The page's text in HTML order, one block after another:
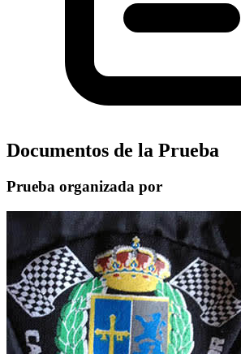
Documentos de la Prueba
Prueba organizada por